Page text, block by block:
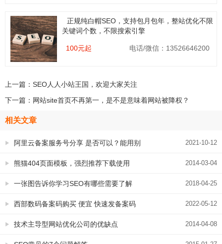
正规纯白帽SEO，支持包月包年，整站优化不限
关键词个数，不限搜索引擎
100元起 电话/微信：13526646200
上一篇： SEO人人小站王国，欢迎大家关注
下一篇： 网站site首页不再第一，是不是意味着网站被降权？
相关文章
2021-10-12
阿里云备案服务号分享 是否可以？能用别
人的阿里云ICP备案授权码吗？ 2014-03-04
熊猫404页面模板，强烈推荐下载使用
2018-04-25
一张图告诉你学习SEO有哪些需要了解
2022-05-12
西部数码备案码购买 便宜 快速发备案码
ICP备案神奇支持担保交易 2014-04-08
技术主导型网站优化公司的优缺点